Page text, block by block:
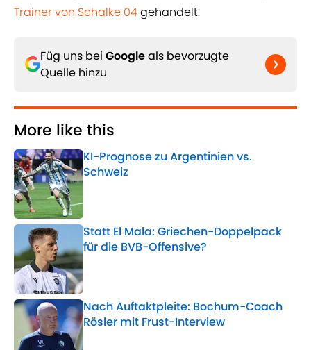
Trainer von Schalke 04gehandelt.
Füg uns bei Googleals bevorzugte
Quelle hinzu
More like this
KI-Prognose zu Argentinien vs.
Schweiz
Published by on Invalid Date
Statt El Mala: Griechen-Doppelpack
für die BVB-Offensive?
Published by on Invalid Date
Nach Auftaktpleite: Bochum-Coach
Rösler mit Frust-Interview
Published by on Invalid Date